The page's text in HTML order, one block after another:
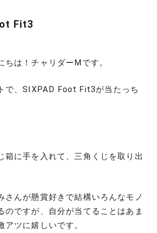
Fit3
ちは！チャリダーMです。
で、SIXPAD Foot Fit3が当たっち
箱に手を入れて、三角くじを取り出
さんが懸賞好きで結構いろんなモノ
のですが、自分が当てることはあま
アツに嬉しいです。